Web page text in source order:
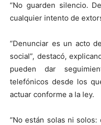
“No guarden silencio.
cualquier intento de
“Denunciar es un acto
social”, destacó,
pueden dar
telefónicos desde los
actuar conforme a la ley.
“No están solas ni